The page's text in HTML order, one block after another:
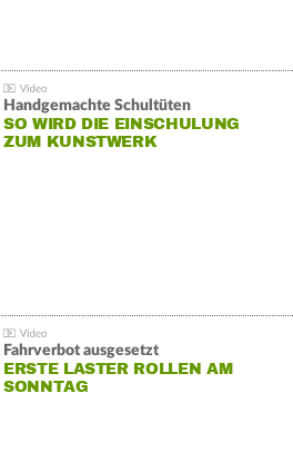
Handgemachte Schultüten
SO WIRD DIE EINSCHULUNG
ZUM KUNSTWERK
Fahrverbot ausgesetzt
ERSTE LASTER ROLLEN AM
SONNTAG